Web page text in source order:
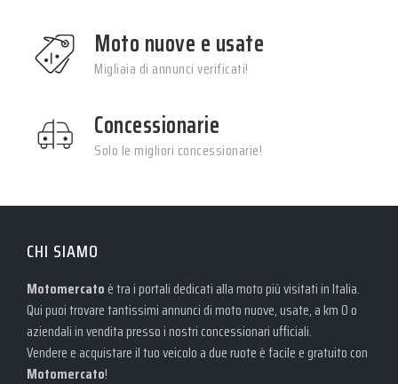
Moto nuove e usate
Migliaia di annunci verificati!
Concessionarie
Solo le migliori concessionarie!
CHI SIAMO
Motomercato è tra i portali dedicati alla moto più visitati in Italia.
Qui puoi trovare tantissimi annunci di moto nuove, usate, a km 0 o
aziendali in vendita presso i nostri concessionari ufficiali.
Vendere e acquistare il tuo veicolo a due ruote è facile e gratuito con
Motomercato!